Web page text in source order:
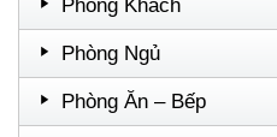
Phòng Khách
Phòng Ngủ
Phòng Ăn – Bếp